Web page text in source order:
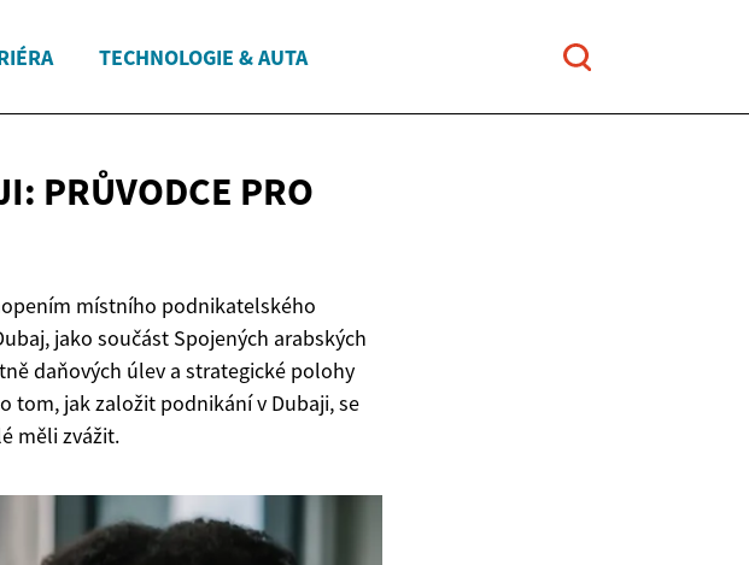
TECHNOLOGIE & AUTA
PRŮVODCE PRO
místního podnikatelského
jako součást Spojených arabských
daňových úlev a strategické polohy
tom, jak založit podnikání v Dubaji, se
měli zvážit.